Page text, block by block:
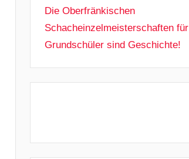
Die Oberfränkischen
Schacheinzelmeisterschaften für
Grundschüler sind Geschichte!